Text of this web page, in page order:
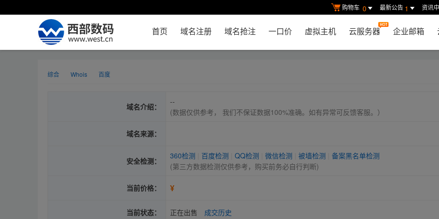
购物车 0 最新公告 1 资讯
首页 域名注册 域名抢注 一口价 虚拟主机 云服务器 企业邮箱
综合 Whois 百度
域名介绍：
--
(数据仅供参考， 我们不保证数据100%准确。如有异常可反馈客服。）
域名来源：
安全检测：
360检测 百度检测 QQ检测 微信检测 被墙检测
备案黑名单检测
(第三方数据检测仅供参考，购买前务必自行判断)
当前价格： ¥
当前状态： 正在出售 成交历史